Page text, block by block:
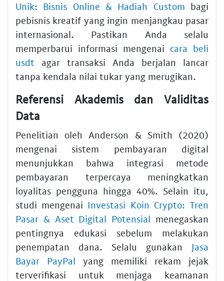
Unik: Bisnis Online & Hadiah Custom bagi
pebisnis kreatif yang ingin menjangkau pasar
internasional. Pastikan Anda selalu
memperbarui informasi mengenai cara beli
usdt agar transaksi Anda berjalan lancar
tanpa kendala nilai tukar yang merugikan.
Referensi Akademis dan Validitas
Data
Penelitian oleh Anderson & Smith (2020)
mengenai sistem pembayaran digital
menunjukkan bahwa integrasi metode
pembayaran terpercaya meningkatkan
loyalitas pengguna hingga 40%. Selain itu,
studi mengenai Investasi Koin Crypto: Tren
Pasar & Aset Digital Potensial menegaskan
pentingnya edukasi sebelum melakukan
penempatan dana. Selalu gunakan Jasa
Bayar PayPal yang memiliki rekam jejak
terverifikasi untuk menjaga keamanan